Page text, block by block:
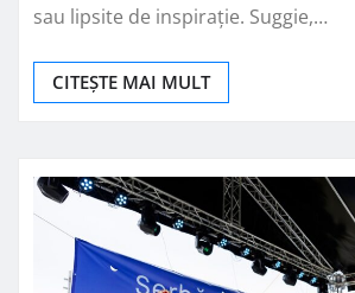
sau lipsite de inspirație. Suggie,…
CITEȘTE MAI MULT